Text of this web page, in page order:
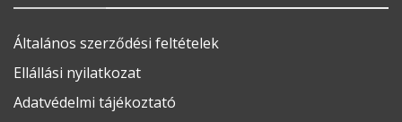
Általános szerződési feltételek
Ellállási nyilatkozat
Adatvédelmi tájékoztató